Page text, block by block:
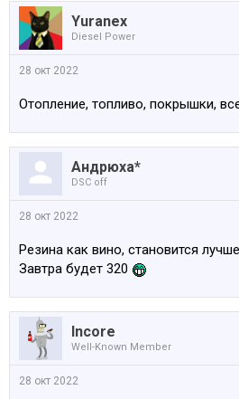
Yuranex
Diesel Power
28 окт 2022
Отопление, топливо, покрышки,
Андрюха*
DSC off
28 окт 2022
Резина как вино, становится
Завтра будет 320
Incore
Well-Known Member
28 окт 2022